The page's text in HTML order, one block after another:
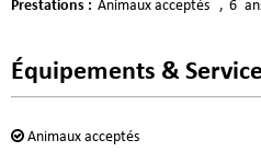
Prestations : Animaux acceptés 6
Équipements &
Animaux acceptés